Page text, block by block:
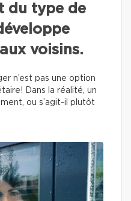
du type de
voisins.
n’est pas une option
Dans la réalité, un
ou s’agit-il plutôt